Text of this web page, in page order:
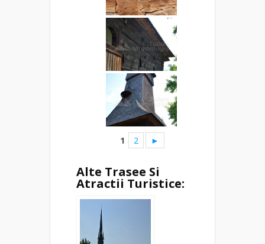
1 2 ►
Alte Trasee Si
Atractii Turistice: